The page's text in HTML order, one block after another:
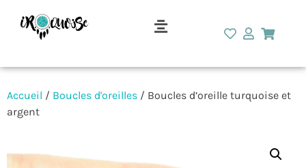
Accueil / Boucles d'oreilles / Boucles d’oreille turquoise et
argent